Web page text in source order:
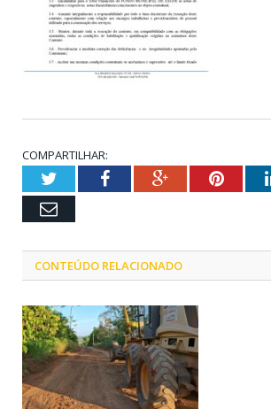
COMPARTILHAR:
TwitterFacebookGoogle+
Email
CONTEÚDO RELACIONADO